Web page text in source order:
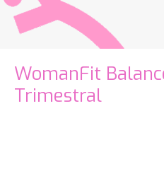
WomanFit
Trimestral